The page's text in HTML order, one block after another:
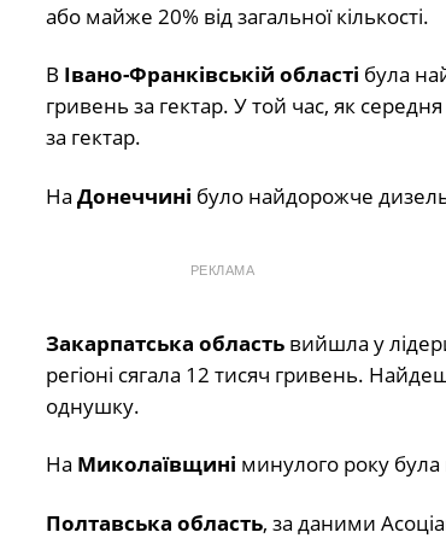
або майже 20% від загальної кількості.
В Івано-Франківській області була
гривень за гектар. У той час, як
за гектар.
На Донеччині було найдорожче
РЕКЛАМА
Закарпатська областьвийшла у
регіоні сягала 12 тисяч гривень.
однушку.
На Миколаївщині минулого року
Полтавська область, за даними